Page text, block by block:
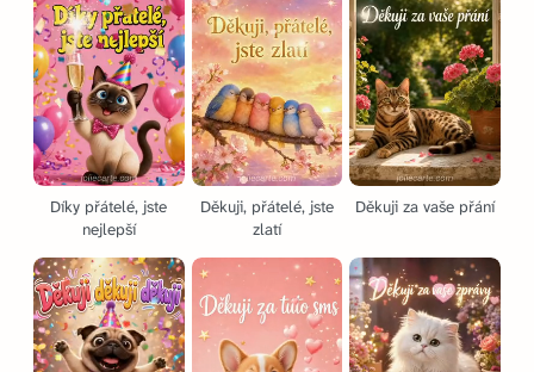
Díky přátelé, jste
nejlepší
Děkuji, přátelé, jste
zlatí
Děkuji za vaše přání